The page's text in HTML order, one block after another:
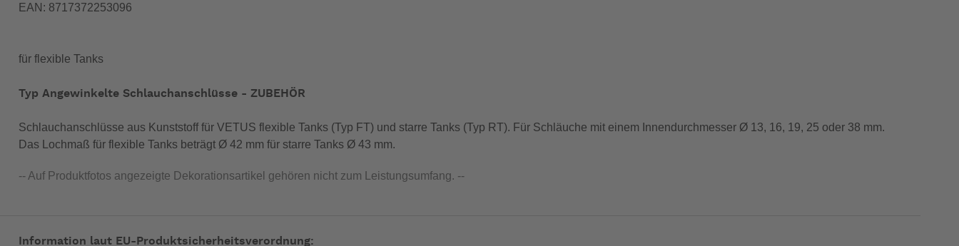
EAN: 8717372253096
für flexible Tanks
Typ Angewinkelte Schlauchanschlüsse - ZUBEHÖR
Schlauchanschlüsse aus Kunststoff für VETUS flexible Tanks (Typ FT) und starre Tanks (Typ RT). Für Schläuche mit einem Innendurchmesser Ø 13, 16, 19, 25 oder 38 mm.
Das Lochmaß für flexible Tanks beträgt Ø 42 mm für starre Tanks Ø 43 mm.
-- Auf Produktfotos angezeigte Dekorationsartikel gehören nicht zum Leistungsumfang. --
Information laut EU-Produktsicherheitsverordnung: